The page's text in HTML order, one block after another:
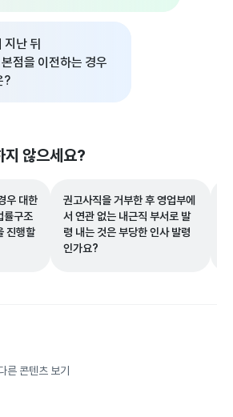
지난 뒤
점을 이전하는 경우
?
지 않으세요?
우 대한
률구조
진행할
권고사직을 거부한 후 영업부에
서 연관 없는 내근직 부서로 발
령 내는 것은 부당한 인사 발령
인가요?
른 콘텐츠 보기